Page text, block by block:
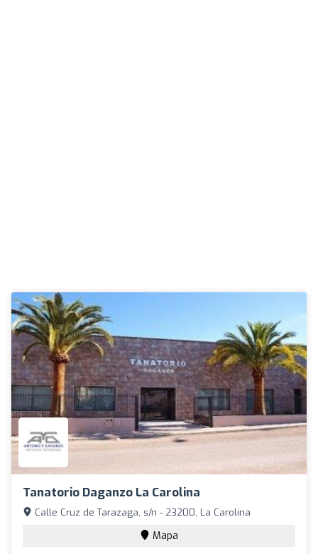
Tanatorio Daganzo La Carolina
Calle Cruz de Tarazaga, s/n - 23200, La Carolina
Mapa